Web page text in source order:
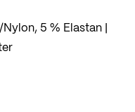
5 % Elastan |